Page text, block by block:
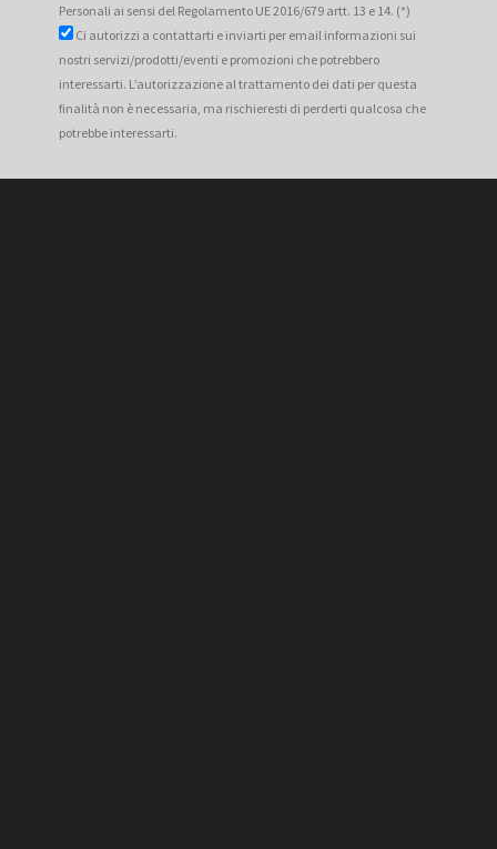
Personali ai sensi del Regolamento UE 2016/679 artt. 13 e 14. (*)
Ci autorizzi a contattarti e inviarti per email informazioni sui
nostri servizi/prodotti/eventi e promozioni che potrebbero
interessarti. L’autorizzazione al trattamento dei dati per questa
finalità non è necessaria, ma rischieresti di perderti qualcosa che
potrebbe interessarti.